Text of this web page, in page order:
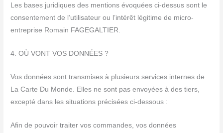
Les bases juridiques des mentions évoquées ci-dessus sont le
consentement de l’utilisateur ou l’intérêt légitime de micro-
entreprise Romain FAGEGALTIER.
4. OÙ VONT VOS DONNÉES ?
Vos données sont transmises à plusieurs services internes de
La Carte Du Monde. Elles ne sont pas envoyées à des tiers,
excepté dans les situations précisées ci-dessous :
Afin de pouvoir traiter vos commandes, vos données